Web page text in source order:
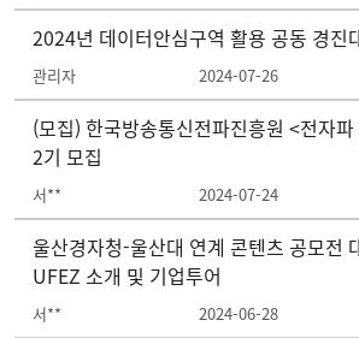
2024년 데이터안심구역 활용 공동 경진
관리자 2024-07-26
(모집) 한국방송통신전파진흥원 <전자
2기 모집
서** 2024-07-24
울산경자청-울산대 연계 콘텐츠 공모전
UFEZ 소개 및 기업투어
서** 2024-06-28